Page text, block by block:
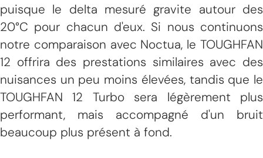
puisque le delta mesuré gravite autour des
20°C pour chacun d'eux. Si nous continuons
notre comparaison avec Noctua, le TOUGHFAN
12 offrira des prestations similaires avec des
nuisances un peu moins élevées, tandis que le
TOUGHFAN 12 Turbo sera légèrement plus
performant, mais accompagné d'un bruit
beaucoup plus présent à fond.